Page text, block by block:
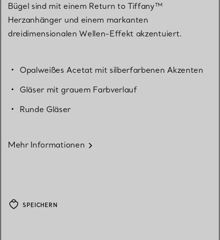
Bügel sind mit einem Return to Tiffany™
Herzanhänger und einem markanten
dreidimensionalen Wellen-Effekt akzentuiert.
Opalweißes Acetat mit silberfarbenen Akzenten
Gläser mit grauem Farbverlauf
Runde Gläser
Mehr Informationen
SPEICHERN